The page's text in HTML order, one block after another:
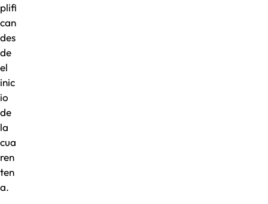
plifi
can
des
de
el
inic
io
de
la
cua
ren
ten
a.